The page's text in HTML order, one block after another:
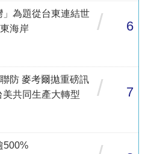
」為題從台東連結世
海岸
/ 6
防 麥考爾拋重磅訊
共同生產大轉型
/ 7
500%